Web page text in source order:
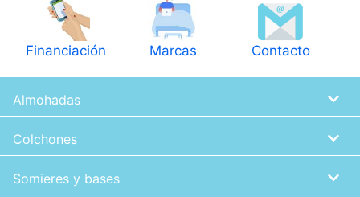
Financiación Marcas Contacto
Almohadas
Colchones
Somieres y bases